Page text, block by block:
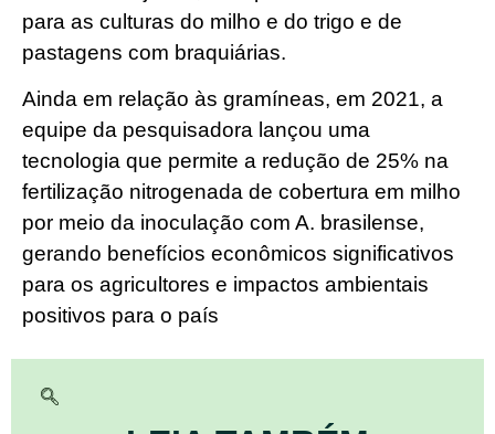
para as culturas do milho e do trigo e de
pastagens com braquiárias.
Ainda em relação às gramíneas, em 2021, a
equipe da pesquisadora lançou uma
tecnologia que permite a redução de 25% na
fertilização nitrogenada de cobertura em milho
por meio da inoculação com A. brasilense,
gerando benefícios econômicos significativos
para os agricultores e impactos ambientais
positivos para o país